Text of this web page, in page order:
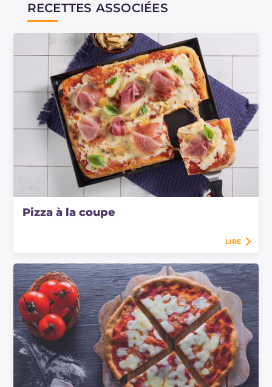
RECETTES ASSOCIÉES
Pizza à la coupe
LIRE